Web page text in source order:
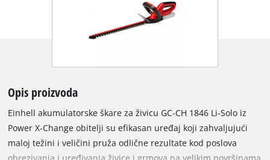
Opis proizvoda
Einhell akumulatorske škare za živicu GC-CH 1846 Li-Solo iz
Power X-Change obitelji su efikasan uređaj koji zahvaljujući
maloj težini i veličini pruža odlične rezultate kod poslova